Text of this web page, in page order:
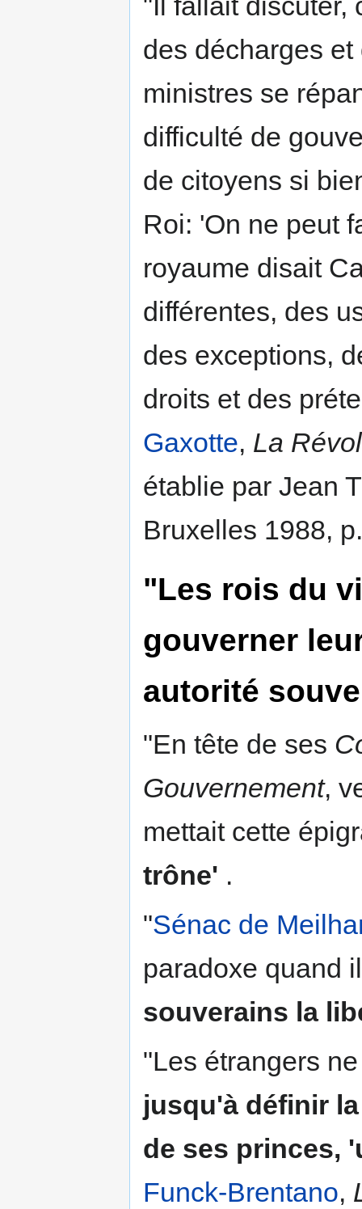
des décharges
ministres se
difficulté de
de citoyens si
Roi: 'On ne peut
royaume disait
différentes, des
des exceptions,
droits et des
Gaxotte, La
établie par Jean
Bruxelles 1988,
"Les rois du
gouverner
autorité
"En tête de ses
Gouvernement,
mettait cette
trône' .
"Sénac de
paradoxe quand
souverains la
"Les étrangers
jusqu'à définir
de ses princes,
Funck-Brentano,